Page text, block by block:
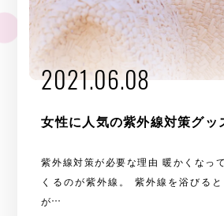
2021.06.08
女性に人気の紫外線対策グッ
紫外線対策が必要な理由 暖かくなっ
くるのが紫外線。 紫外線を浴びる
が…